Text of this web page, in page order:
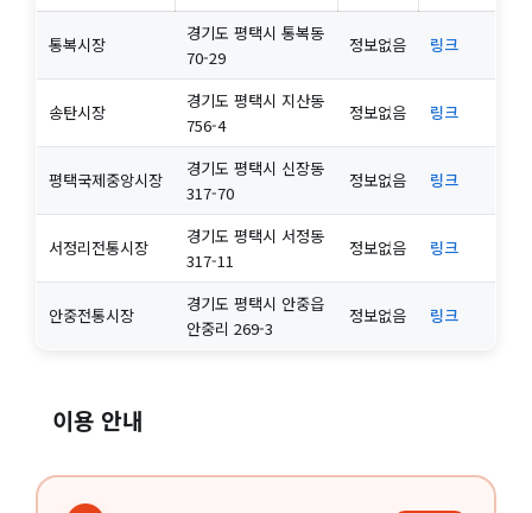
통복시장
경기도 평택시 통복동
70-29
정보없음 링크
송탄시장
경기도 평택시 지산동
756-4
정보없음 링크
평택국제중앙시장
경기도 평택시 신장동
317-70
정보없음 링크
서정리전통시장
경기도 평택시 서정동
317-11
정보없음 링크
안중전통시장
경기도 평택시 안중읍
안중리 269-3
정보없음 링크
이용 안내